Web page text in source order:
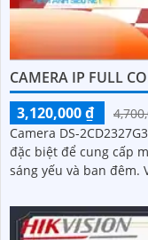
CAMERA IP FULL
3,120,000 ₫
Camera DS-
đặc biệt để cung cấp